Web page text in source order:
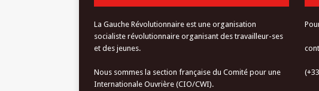
La Gauche Révolutionnaire est une organisation
socialiste révolutionnaire organisant des travailleur-ses
et des jeunes.
Nous sommes la section française du Comité pour une
Internationale Ouvrière (CIO/CWI).